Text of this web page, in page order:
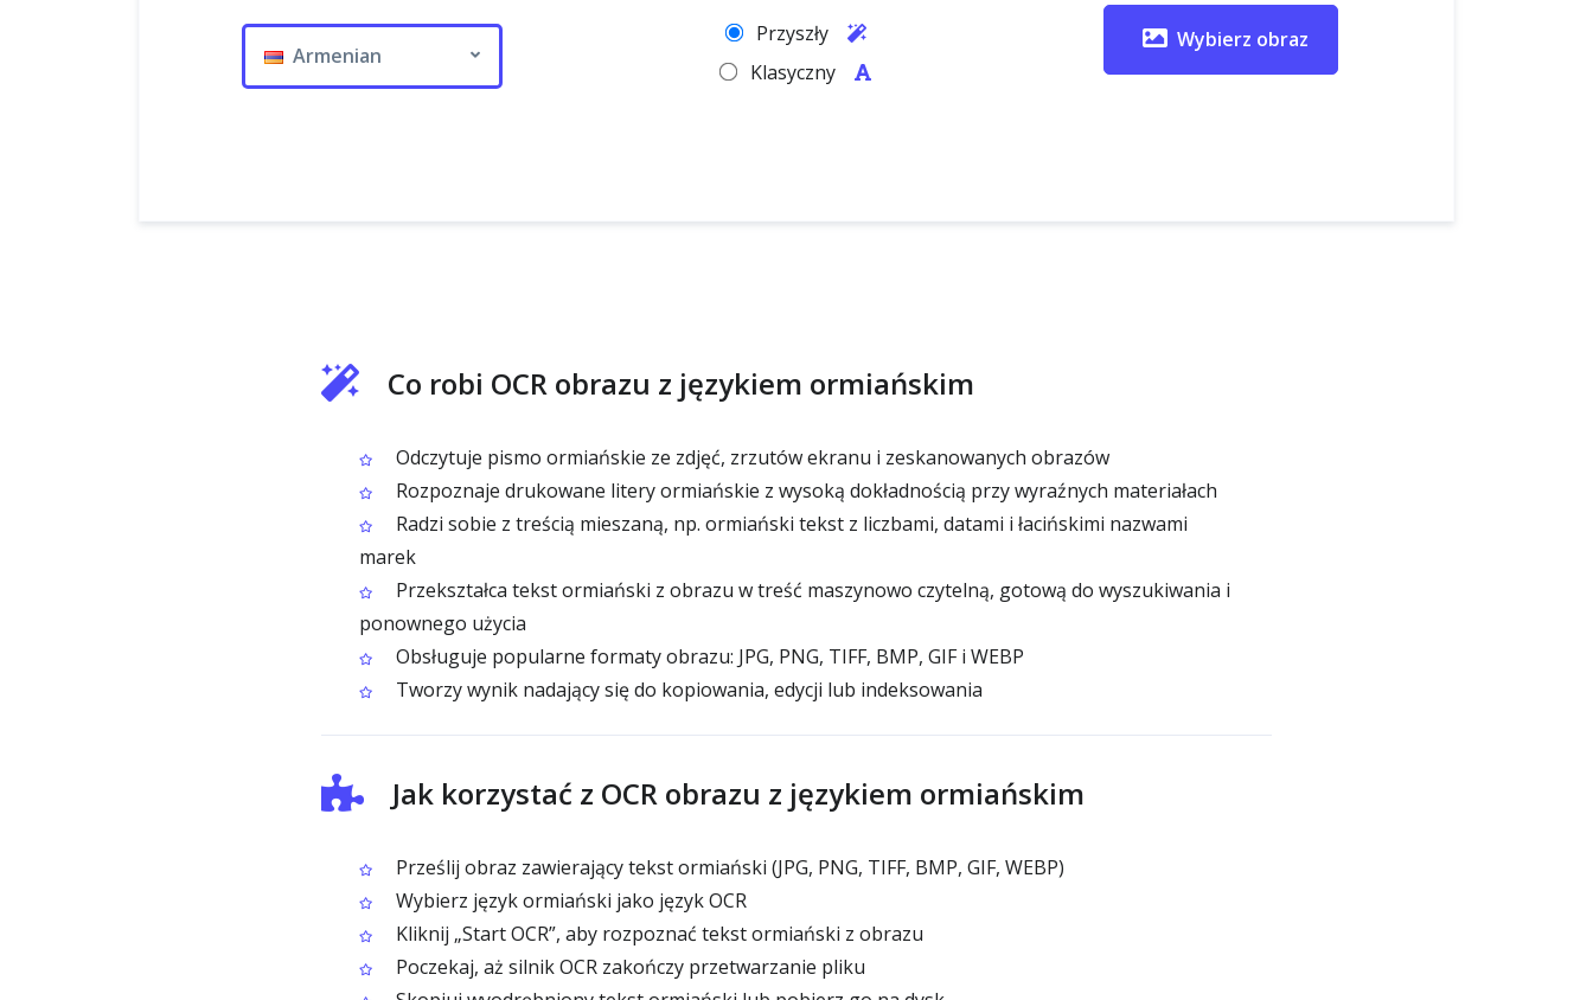
Armenian
Przyszły
Klasyczny
Wybierz obraz
Co robi OCR obrazu z językiem ormiańskim
Odczytuje pismo ormiańskie ze zdjęć, zrzutów ekranu i zeskanowanych obrazów
Rozpoznaje drukowane litery ormiańskie z wysoką dokładnością przy wyraźnych materiałach
Radzi sobie z treścią mieszaną, np. ormiański tekst z liczbami, datami i łacińskimi nazwami
marek
Przekształca tekst ormiański z obrazu w treść maszynowo czytelną, gotową do wyszukiwania i
ponownego użycia
Obsługuje popularne formaty obrazu: JPG, PNG, TIFF, BMP, GIF i WEBP
Tworzy wynik nadający się do kopiowania, edycji lub indeksowania
Jak korzystać z OCR obrazu z językiem ormiańskim
Prześlij obraz zawierający tekst ormiański (JPG, PNG, TIFF, BMP, GIF, WEBP)
Wybierz język ormiański jako język OCR
Kliknij „Start OCR”, aby rozpoznać tekst ormiański z obrazu
Poczekaj, aż silnik OCR zakończy przetwarzanie pliku